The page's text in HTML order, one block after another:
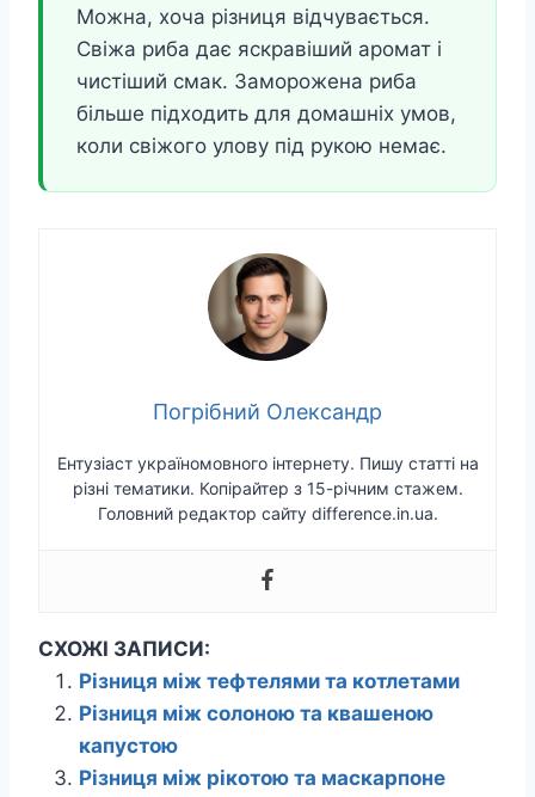
Можна, хоча різниця відчувається.
Свіжа риба дає яскравіший аромат і
чистіший смак. Заморожена риба
більше підходить для домашніх умов,
коли свіжого улову під рукою немає.
Погрібний Олександр
Ентузіаст україномовного інтернету. Пишу статті на
різні тематики. Копірайтер з 15-річним стажем.
Головний редактор сайту difference.in.ua.
СХОЖІ ЗАПИСИ:
Різниця між тефтелями та котлетами
Різниця між солоною та квашеною
капустою
Різниця між рікотою та маскарпоне